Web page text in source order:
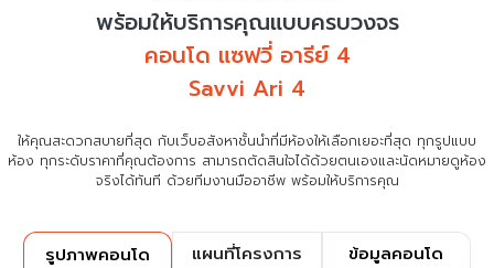
พร้อมให้บริการคุณแบบครบวงจร
คอนโด แซฟวี่ อารีย์ 4
Savvi Ari 4
ให้คุณสะดวกสบายที่สุด กับเว็บอสังหาชั้นนำที่มีห้องให้เลือกเยอะที่สุด ทุกรูปแบบ
ห้อง ทุกระดับราคาที่คุณต้องการ สามารถตัดสินใจได้ด้วยตนเองและนัดหมายดูห้อง
จริงได้ทันที ด้วยทีมงานมืออาชีพ พร้อมให้บริการคุณ
รูปภาพคอนโด แผนที่โครงการ ข้อมูลคอนโด